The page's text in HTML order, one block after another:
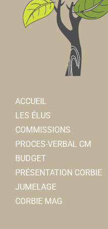
ACCUEIL
LES ÉLUS
COMMISSIONS
PROCES-VERBAL CM
BUDGET
PRÉSENTATION CORBIE
JUMELAGE
CORBIE MAG